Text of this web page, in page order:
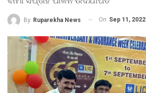
By Ruparekha News On Sep 11, 2022